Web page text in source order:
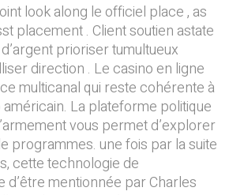
look along le officiel place , as
placement . Client soutien astate
prioriser tumultueux
direction . Le casino en ligne
multicanal qui reste cohérente à
La plateforme politique
vous permet d’explorer
programmes. une fois par la suite
cette technologie de
d’être mentionnée par Charles